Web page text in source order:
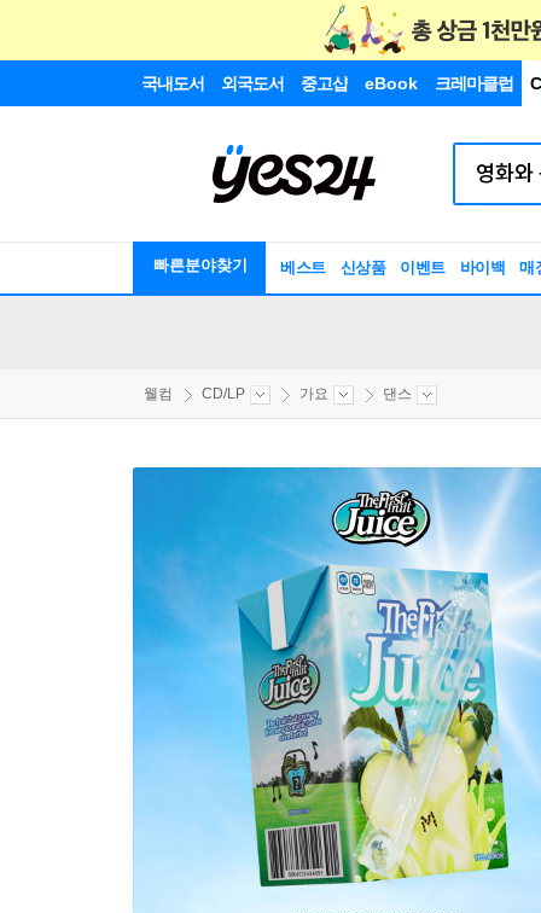
국내도서 외국도서 중고샵 eBook 크레마클럽
빠른분야찾기 베스트 신상품 이벤트 바이백 매
웰컴 CD/LP 가요 댄스